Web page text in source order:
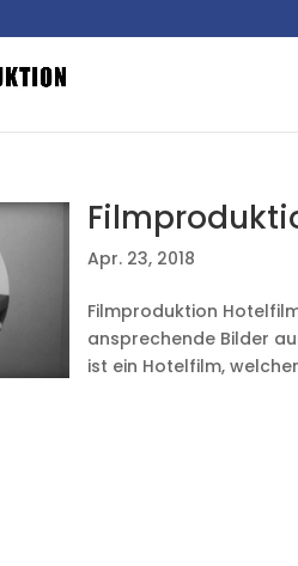
Apr. 23, 2018
Filmproduktion
ansprechende Bilder
ist ein Hotelfilm,